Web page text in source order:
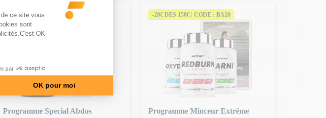
-20€ DÈS 150€ | CODE : BA20
Programme Special Abdos
-20€ DÈS 150€ | CODE : BA20
Programme Minceur Extrême